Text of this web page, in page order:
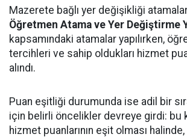
Mazerete bağlı yer değişikliği
Öğretmen Atama ve Yer Değiştirme
kapsamındaki atamalar yapılırken,
tercihleri ve sahip oldukları hizmet
alındı.
Puan eşitliği durumunda ise adil bir
için belirli öncelikler devreye girdi: bu
hizmet puanlarının eşit olması